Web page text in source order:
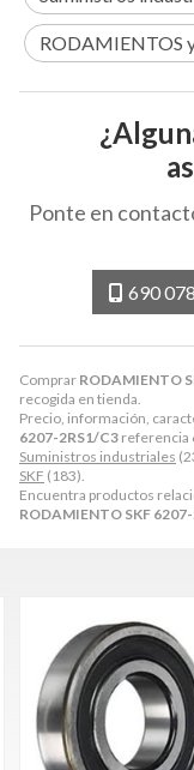
Comprar RODAMIENTO
recogida en tienda.
Precio, información,
6207-2RS1/C3 referencia
Suministros industriales
SKF (183).
Encuentra productos
RODAMIENTO SKF
RODAMIENTOS
Ponte en
690